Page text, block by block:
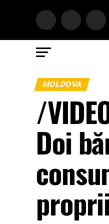
MOLDOVA
/
Doi